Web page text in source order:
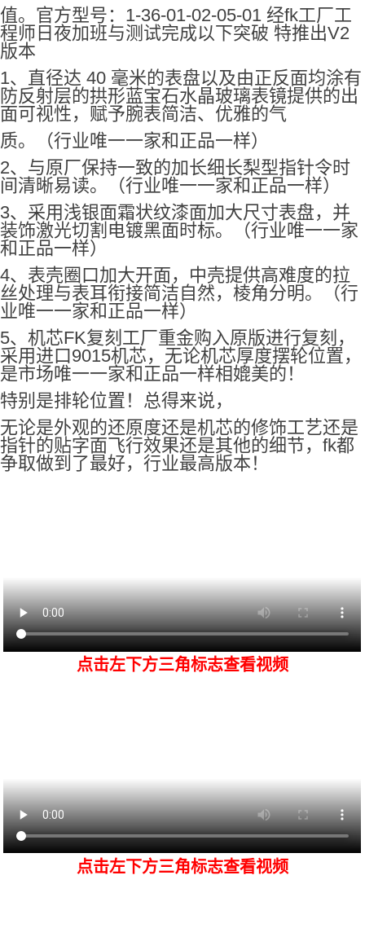
值。官方型号：1-36-01-02-05-01 经fk工厂工
程师日夜加班与测试完成以下突破 特推出V2
版本
1、直径达 40 毫米的表盘以及由正反面均涂有
防反射层的拱形蓝宝石水晶玻璃表镜提供的出
面可视性，赋予腕表简洁、优雅的气
质。（行业唯一一家和正品一样）
2、与原厂保持一致的加长细长梨型指针令时
间清晰易读。（行业唯一一家和正品一样）
3、采用浅银面霜状纹漆面加大尺寸表盘，并
装饰激光切割电镀黑面时标。（行业唯一一家
和正品一样）
4、表壳圈口加大开面，中壳提供高难度的拉
丝处理与表耳衔接简洁自然，棱角分明。（行
业唯一一家和正品一样）
5、机芯FK复刻工厂重金购入原版进行复刻，
采用进口9015机芯，无论机芯厚度摆轮位置，
是市场唯一一家和正品一样相媲美的！
特别是排轮位置！总得来说，
无论是外观的还原度还是机芯的修饰工艺还是
指针的贴字面飞行效果还是其他的细节，fk都
争取做到了最好，行业最高版本！
点击左下方三角标志查看视频
点击左下方三角标志查看视频